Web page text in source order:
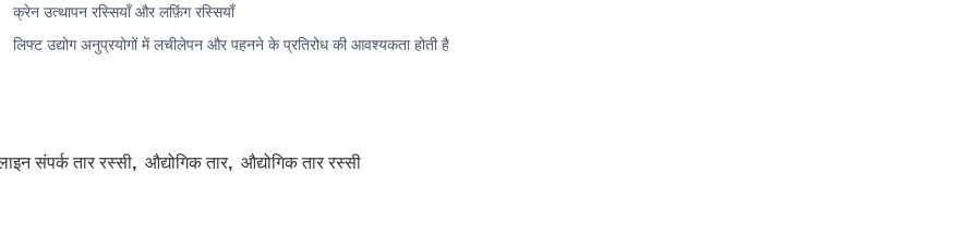
क्रेन उत्थापन रस्सियाँ और लफ़िंग रस्सियाँ
लिफ्ट उद्योग अनुप्रयोगों में लचीलेपन और पहनने के प्रतिरोध की आवश्यकता होती है
संपर्क तार रस्सी, औद्योगिक तार, औद्योगिक तार रस्सी